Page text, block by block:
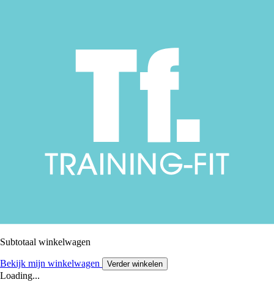
Subtotaal winkelwagen
Bekijk mijn winkelwagen Verder winkelen
Loading...